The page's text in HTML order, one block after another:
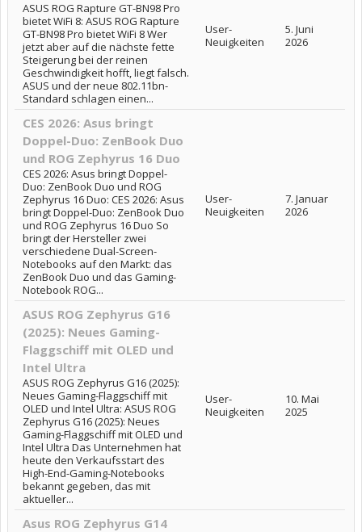
ASUS ROG Rapture GT-BN98 Pro
bietet WiFi 8: ASUS ROG Rapture
GT-BN98 Pro bietet WiFi 8 Wer
jetzt aber auf die nächste fette
Steigerung bei der reinen
Geschwindigkeit hofft, liegt falsch.
ASUS und der neue 802.11bn-
Standard schlagen einen...
User-
Neuigkeiten
5. Juni
2026
CES 2026: Asus bringt
Doppel-Duo: ZenBook Duo
und ROG Zephyrus 16 Duo
CES 2026: Asus bringt Doppel-
Duo: ZenBook Duo und ROG
Zephyrus 16 Duo: CES 2026: Asus
bringt Doppel-Duo: ZenBook Duo
und ROG Zephyrus 16 Duo So
bringt der Hersteller zwei
verschiedene Dual-Screen-
Notebooks auf den Markt: das
ZenBook Duo und das Gaming-
Notebook ROG...
User-
Neuigkeiten
7. Januar
2026
ASUS ROG Zephyrus G16
(2025): Neues Gaming-
Flaggschiff mit OLED und
Intel Ultra
ASUS ROG Zephyrus G16 (2025):
Neues Gaming-Flaggschiff mit
OLED und Intel Ultra: ASUS ROG
Zephyrus G16 (2025): Neues
Gaming-Flaggschiff mit OLED und
Intel Ultra Das Unternehmen hat
heute den Verkaufsstart des
High-End-Gaming-Notebooks
bekannt gegeben, das mit
aktueller...
User-
Neuigkeiten
10. Mai
2025
Asus ROG Zephyrus G14